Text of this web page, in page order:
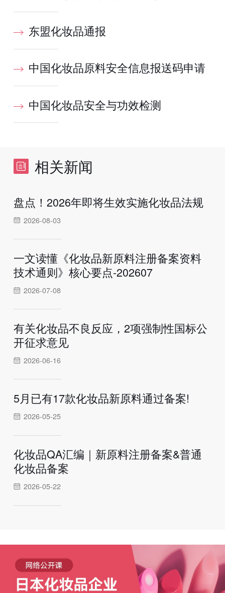
东盟化妆品通报
中国化妆品原料安全信息报送码申请
中国化妆品安全与功效检测
相关新闻
盘点！2026年即将生效实施化妆品法规
2026-08-03
一文读懂《化妆品新原料注册备案资料
技术通则》核心要点-202607
2026-07-08
有关化妆品不良反应，2项强制性国标公
开征求意见
2026-06-16
5月已有17款化妆品新原料通过备案!
2026-05-25
化妆品QA汇编｜新原料注册备案&普通
化妆品备案
2026-05-22